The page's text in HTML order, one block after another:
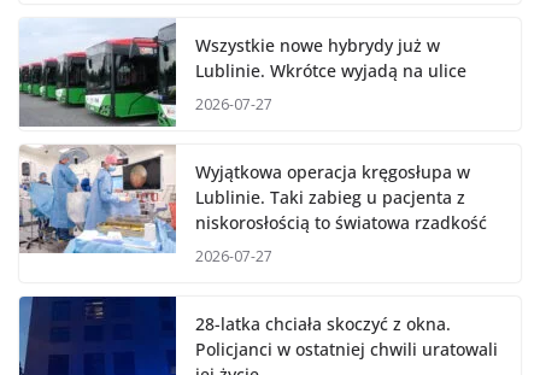
Wszystkie nowe hybrydy już w
Lublinie. Wkrótce wyjadą na ulice
2026-07-27
Wyjątkowa operacja kręgosłupa w
Lublinie. Taki zabieg u pacjenta z
niskorosłością to światowa rzadkość
2026-07-27
28-latka chciała skoczyć z okna.
Policjanci w ostatniej chwili uratowali